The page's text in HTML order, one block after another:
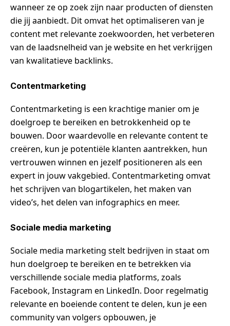
wanneer ze op zoek zijn naar producten of diensten
die jij aanbiedt. Dit omvat het optimaliseren van je
content met relevante zoekwoorden, het verbeteren
van de laadsnelheid van je website en het verkrijgen
van kwalitatieve backlinks.
Contentmarketing
Contentmarketing is een krachtige manier om je
doelgroep te bereiken en betrokkenheid op te
bouwen. Door waardevolle en relevante content te
creëren, kun je potentiële klanten aantrekken, hun
vertrouwen winnen en jezelf positioneren als een
expert in jouw vakgebied. Contentmarketing omvat
het schrijven van blogartikelen, het maken van
video’s, het delen van infographics en meer.
Sociale media marketing
Sociale media marketing stelt bedrijven in staat om
hun doelgroep te bereiken en te betrekken via
verschillende sociale media platforms, zoals
Facebook, Instagram en LinkedIn. Door regelmatig
relevante en boeiende content te delen, kun je een
community van volgers opbouwen, je